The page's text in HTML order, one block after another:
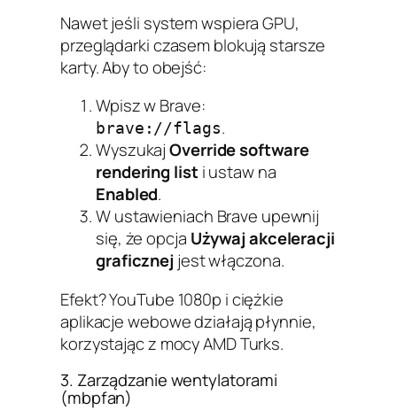
Nawet jeśli system wspiera GPU,
przeglądarki czasem blokują starsze
karty. Aby to obejść:
Wpisz w Brave:
brave://flags.
WyszukajOverride software
rendering list i ustaw na
Enabled.
W ustawieniach Brave upewnij
się, że opcja Używaj akceleracji
graficznej jest włączona.
Efekt? YouTube 1080p i ciężkie
aplikacje webowe działają płynnie,
korzystając z mocy AMD Turks.
3. Zarządzanie wentylatorami
(mbpfan)